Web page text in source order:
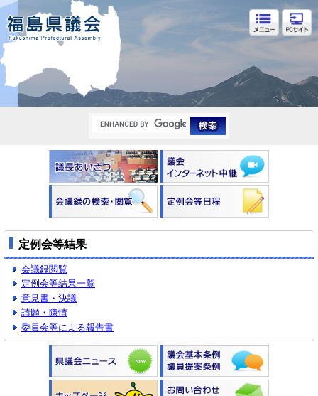
福島県議会
定例会等結果
会議録閲覧
定例会等結果一覧
意見書・決議
請願・陳情
委員会等による報告書